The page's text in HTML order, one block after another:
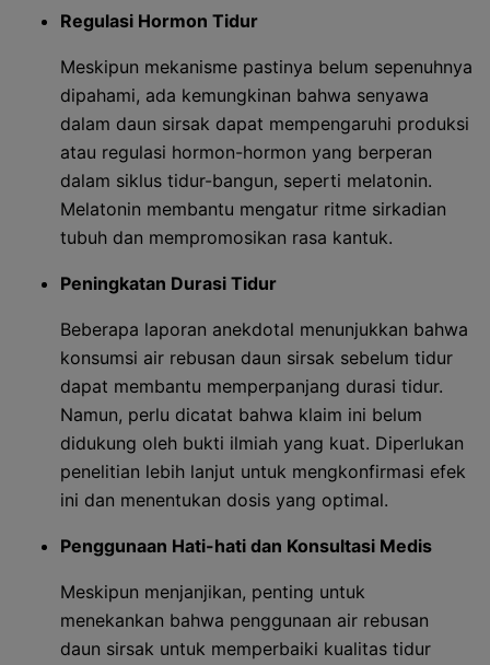
Regulasi Hormon Tidur
Meskipun mekanisme pastinya belum sepenuhnya
dipahami, ada kemungkinan bahwa senyawa
dalam daun sirsak dapat mempengaruhi produksi
atau regulasi hormon-hormon yang berperan
dalam siklus tidur-bangun, seperti melatonin.
Melatonin membantu mengatur ritme sirkadian
tubuh dan mempromosikan rasa kantuk.
Peningkatan Durasi Tidur
Beberapa laporan anekdotal menunjukkan bahwa
konsumsi air rebusan daun sirsak sebelum tidur
dapat membantu memperpanjang durasi tidur.
Namun, perlu dicatat bahwa klaim ini belum
didukung oleh bukti ilmiah yang kuat. Diperlukan
penelitian lebih lanjut untuk mengkonfirmasi efek
ini dan menentukan dosis yang optimal.
Penggunaan Hati-hati dan Konsultasi Medis
Meskipun menjanjikan, penting untuk
menekankan bahwa penggunaan air rebusan
daun sirsak untuk memperbaiki kualitas tidur